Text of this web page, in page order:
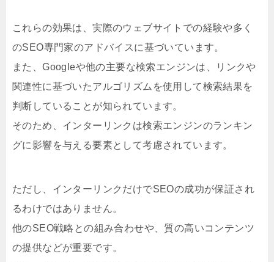
これらの効果は、実際のウェブサイトでの経験や多く
のSEO専門家のアドバイスに基づいています。
また、Googleや他の主要な検索エンジンは、リンクや
関連性に基づいたアルゴリズムを使用して検索結果を
判断していることが知られています。
そのため、インターリンクは検索エンジンのランキン
グに影響を与える要素として考慮されています。
ただし、インターリンクだけでSEOの成功が保証され
るわけではありません。
他のSEO戦略との組み合わせや、質の高いコンテンツ
の提供などが重要です。